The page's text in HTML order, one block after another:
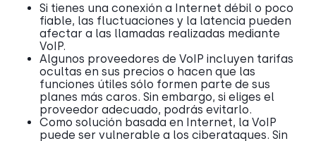
Si tienes una conexión a Internet débil o poco
fiable, las fluctuaciones y la latencia pueden
afectar a las llamadas realizadas mediante
VoIP.
Algunos proveedores de VoIP incluyen tarifas
ocultas en sus precios o hacen que las
funciones útiles sólo formen parte de sus
planes más caros. Sin embargo, si eliges el
proveedor adecuado, podrás evitarlo.
Como solución basada en Internet, la VoIP
puede ser vulnerable a los ciberataques. Sin